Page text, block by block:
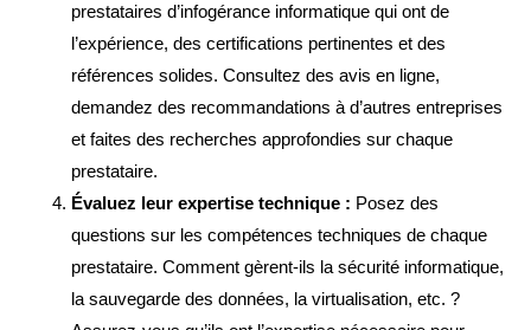
prestataires d’infogérance informatique qui ont de
l’expérience, des certifications pertinentes et des
références solides. Consultez des avis en ligne,
demandez des recommandations à d’autres entreprises
et faites des recherches approfondies sur chaque
prestataire.
Évaluez leur expertise technique : Posez des
questions sur les compétences techniques de chaque
prestataire. Comment gèrent-ils la sécurité informatique,
la sauvegarde des données, la virtualisation, etc. ?